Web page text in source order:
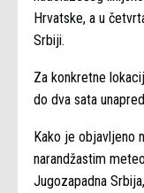
Hrvatske, a u
Srbiji.
Za konkretne
do dva sata
Kako je objavljeno
narandžastim
Jugozapadna